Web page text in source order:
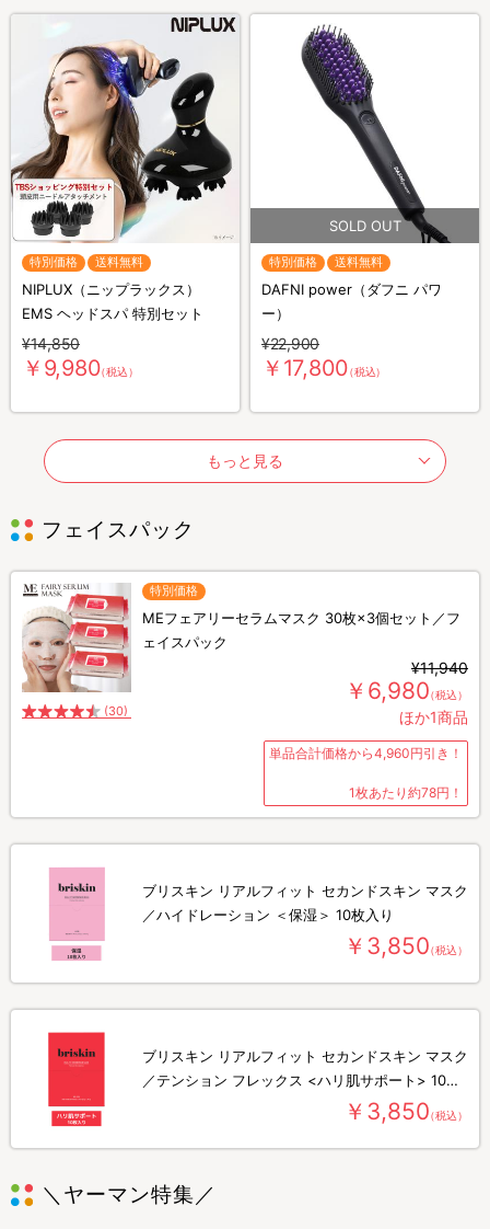
特別価格 送料無料
NIPLUX（ニップラックス）
EMS ヘッドスパ 特別セット
¥14,850
￥9,980（税込）
特別価格 送料無料
DAFNI power（ダフニ パワ
ー）
¥22,900
￥17,800（税込）
もっと見る
フェイスパック
(30)
特別価格
MEフェアリーセラムマスク 30枚×3個セット／フ
ェイスパック
¥11,940
￥6,980（税込）
ほか1商品
単品合計価格から4,960円引き！
1枚あたり約78円！
ブリスキン リアルフィット セカンドスキン マスク
／ハイドレーション ＜保湿＞ 10枚入り
￥3,850（税込）
ブリスキン リアルフィット セカンドスキン マスク
／テンション フレックス <ハリ肌サポート> 10枚
￥3,850（税込）
＼ヤーマン特集／